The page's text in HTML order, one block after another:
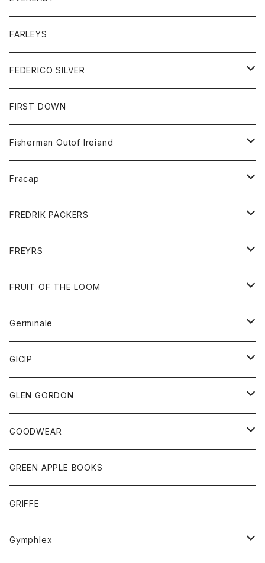
シャツ
セーター
ボトム
ショートパンツ
パンツ
レディース
コート
ジャケット
Tシャツ
ボトム
トップス
ジャケット
スエットシャツ
ボトム
スエットパンツ
グッズ
帽子
FARLEYS
FEDERICO SILVER
アクセサリー
FIRST DOWN
Fisherman Outof Ireiand
ニット
Fracap
グッズ
靴
FREDRIK PACKERS
アクセサリー
バッグ
FREYRS
サングラス
FRUIT OF THE LOOM
アウター
パーカー
グッズ
ネクタイ
チーフ
トップス
シャツ
タンクトップ
ボトム
ショートパンツ
スカート
レディース
スカート
Tシャツ
Germinale
靴
サンダル
GICIP
トップス
Tシャツ
GLEN GORDON
グッズ
手袋
GOODWEAR
トップス
Tシャツ
GREEN APPLE BOOKS
GRIFFE
Gymphlex